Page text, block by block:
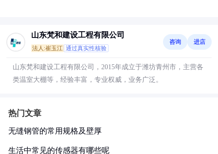
山东梵和建设工程有限公司
法人:崔玉江 通过真实性核验
咨询 进店
山东梵和建设工程有限公司，2015年成立于潍坊青州市，主营各
类温室大棚等，经验丰富，专业权威，业务广泛。
热门文章
无缝钢管的常用规格及壁厚
生活中常见的传感器有哪些呢